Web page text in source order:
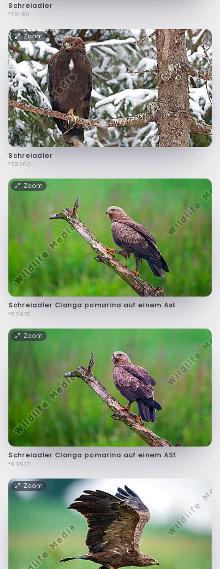
Schreiadler
f79190
Zoom
Schreiadler
f79300
Zoom
Schreiadler Clanga pomarina auf einem Ast
f90915
Zoom
Schreiadler Clanga pomarina auf einem ASt
f90917
Zoom